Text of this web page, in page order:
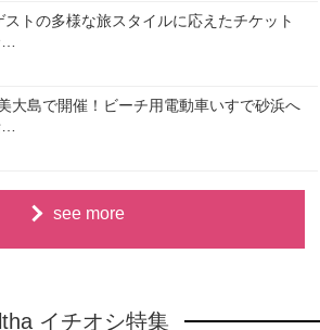
トの多様な旅スタイルに応えたチケット
大島で開催！ビーチ用電動車いすで砂浜へ
see more
イチオシ特集